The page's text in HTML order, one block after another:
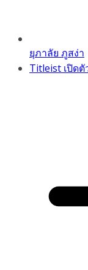
ยุภาลัย ภูสง่า
Titleist เปิด